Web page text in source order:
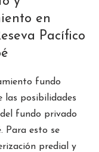
en
Pacífico
fundo
las posibilidades
fundo privado
Para esto se
predial y